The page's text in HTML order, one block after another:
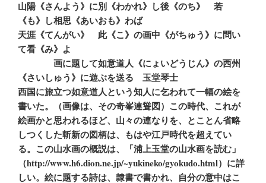
山陽《さんよう》に別《わかれ》し後《のち》 若
《も》し相思《あいおも》わば
天涯《てんがい》 此《こ》の画中《がちゅう》に問い
て看《み》よ
画に題して如意道人《にょいどうじん》の西州
《さいしゅう》に遊ぶを送る 玉堂琴士
西国に旅立つ如意道人という知人に乞われて一幅の絵を
書いた。（画像は、その奇峯連聳図）この時代、これが
絵画かと思われるほど、山々の連なりを、とことん省略
しつくした斬新の図柄は、もはや江戸時代を超えてい
る。この山水画の概説は、「浦上玉堂の山水画を読む」
（http://www.h6.dion.ne.jp/~yukineko/gyokudo.html）に詳
しい。絵に題する詩は、隷書で書かれ、自分の意中はこ